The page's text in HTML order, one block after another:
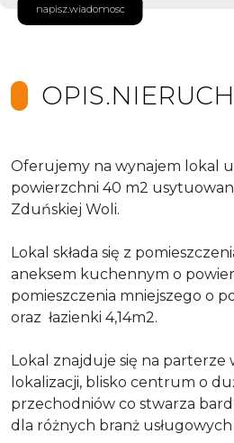
napisz.wiadomosc
Oferujemy na wynajem lokal
powierzchni 40 m2
Zduńskiej Woli.
Lokal składa się z
aneksem kuchennym o
pomieszczenia mniejszego o
oraz łazienki 4,14m2.
Lokal znajduje się na parterze
lokalizacji, blisko centrum o
przechodniów co stwarza
dla różnych branż